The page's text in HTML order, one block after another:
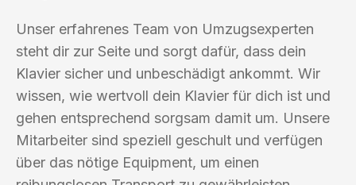
Unser erfahrenes Team von Umzugsexperten
steht dir zur Seite und sorgt dafür, dass dein
Klavier sicher und unbeschädigt ankommt. Wir
wissen, wie wertvoll dein Klavier für dich ist und
gehen entsprechend sorgsam damit um. Unsere
Mitarbeiter sind speziell geschult und verfügen
über das nötige Equipment, um einen